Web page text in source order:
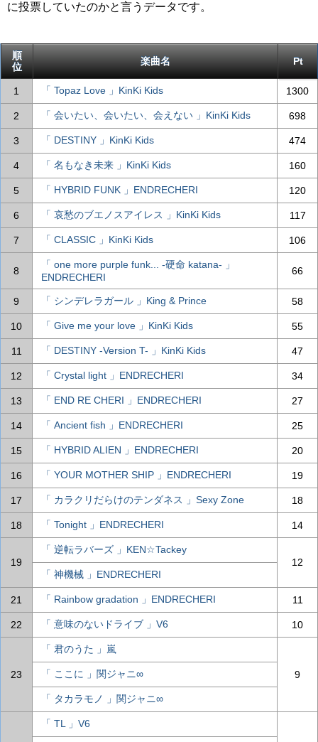
に投票していたのかと言うデータです。
順
位
楽曲名 Pt
1 「 Topaz Love 」KinKi Kids 1300
2 「 会いたい、会いたい、会えない 」KinKi Kids 698
3 「 DESTINY 」KinKi Kids 474
4 「 名もなき未来 」KinKi Kids 160
5 「 HYBRID FUNK 」ENDRECHERI 120
6 「 哀愁のブエノスアイレス 」KinKi Kids 117
7 「 CLASSIC 」KinKi Kids 106
8
「 one more purple funk... -硬命 katana- 」
ENDRECHERI
66
9 「 シンデレラガール 」King & Prince 58
10 「 Give me your love 」KinKi Kids 55
11 「 DESTINY -Version T- 」KinKi Kids 47
12 「 Crystal light 」ENDRECHERI 34
13 「 END RE CHERI 」ENDRECHERI 27
14 「 Ancient fish 」ENDRECHERI 25
15 「 HYBRID ALIEN 」ENDRECHERI 20
16 「 YOUR MOTHER SHIP 」ENDRECHERI 19
17 「 カラクリだらけのテンダネス 」Sexy Zone 18
18 「 Tonight 」ENDRECHERI 14
19
「 逆転ラバーズ 」KEN☆Tackey
12
「 神機械 」ENDRECHERI
21 「 Rainbow gradation 」ENDRECHERI 11
22 「 意味のないドライブ 」V6 10
23
「 君のうた 」嵐
9
「 ここに 」関ジャニ∞
「 タカラモノ 」関ジャニ∞
「 TL 」V6